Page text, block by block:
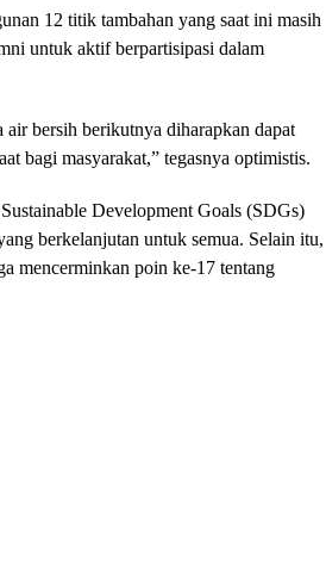
12 titik tambahan yang saat ini masih
untuk aktif berpartisipasi dalam
bersih berikutnya diharapkan dapat
bagi masyarakat,” tegasnya optimistis.
Development Goals (SDGs)
berkelanjutan untuk semua. Selain itu,
mencerminkan poin ke-17 tentang